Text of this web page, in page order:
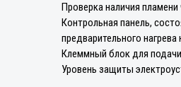
Проверка наличия
Контрольная панель,
предварительного
Клеммный блок для подачи
Уровень защиты